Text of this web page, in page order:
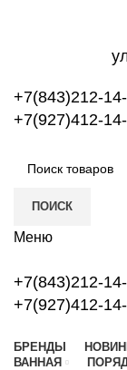
+7(843)212-
+7(927)412-
ПОИСК
Меню
+7(843)212-
+7(927)412-
БРЕНДЫ
ВАННАЯ